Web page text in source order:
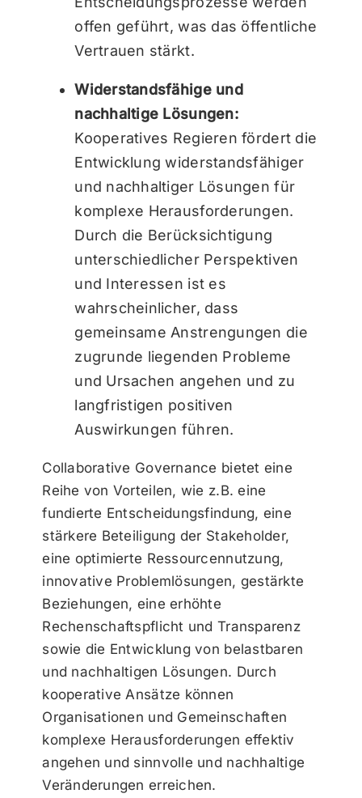
offen geführt, was das öffentliche
Vertrauen stärkt.
Widerstandsfähige und
nachhaltige Lösungen:
Kooperatives Regieren fördert die
Entwicklung widerstandsfähiger
und nachhaltiger Lösungen für
komplexe Herausforderungen.
Durch die Berücksichtigung
unterschiedlicher Perspektiven
und Interessen ist es
wahrscheinlicher, dass
gemeinsame Anstrengungen die
zugrunde liegenden Probleme
und Ursachen angehen und zu
langfristigen positiven
Auswirkungen führen.
Collaborative Governance bietet eine
Reihe von Vorteilen, wie z.B. eine
fundierte Entscheidungsfindung, eine
stärkere Beteiligung der Stakeholder,
eine optimierte Ressourcennutzung,
innovative Problemlösungen, gestärkte
Beziehungen, eine erhöhte
Rechenschaftspflicht und Transparenz
sowie die Entwicklung von belastbaren
und nachhaltigen Lösungen. Durch
kooperative Ansätze können
Organisationen und Gemeinschaften
komplexe Herausforderungen effektiv
angehen und sinnvolle und nachhaltige
Veränderungen erreichen.